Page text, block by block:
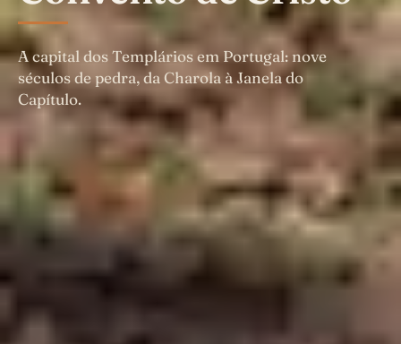
A capital dos Templários em Portugal: nove
séculos de pedra, da Charola à Janela do
Capítulo.